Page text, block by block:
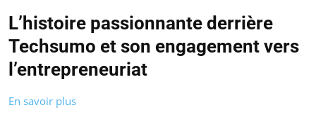
L’histoire passionnante derrière
Techsumo et son engagement vers
l’entrepreneuriat
En savoir plus